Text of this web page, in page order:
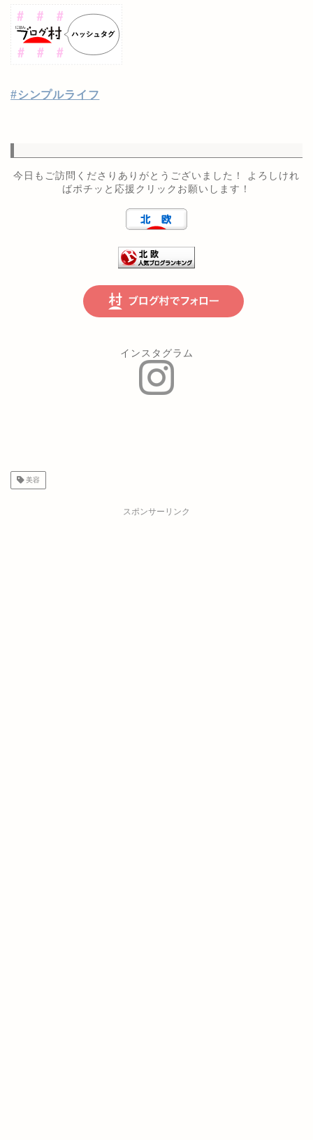
#シンプルライフ
今日もご訪問くださりありがとうございました！ よろしけれ
ばポチッと応援クリックお願いします！
インスタグラム
美容
スポンサーリンク